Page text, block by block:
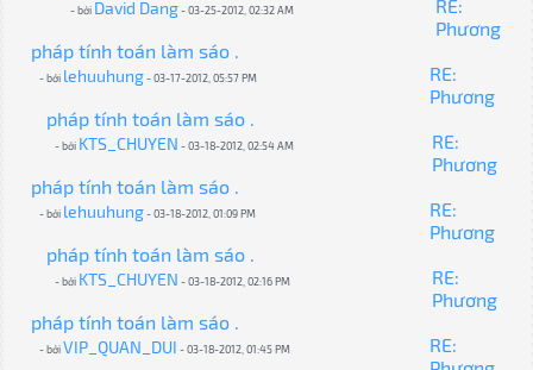
- bởi David Dang- 03-25-2012, 02:32 AM
RE:
Phương
pháp tính toán làm sáo .
- bởi lehuuhung- 03-17-2012, 05:57 PM
RE:
Phương
pháp tính toán làm sáo .
- bởi KTS_CHUYEN - 03-18-2012, 02:54 AM
RE:
Phương
pháp tính toán làm sáo .
- bởi lehuuhung- 03-18-2012, 01:09 PM
RE:
Phương
pháp tính toán làm sáo .
- bởi KTS_CHUYEN - 03-18-2012, 02:16 PM
RE:
Phương
pháp tính toán làm sáo .
- bởiVIP_QUAN_DUI - 03-18-2012, 01:45 PM
RE: